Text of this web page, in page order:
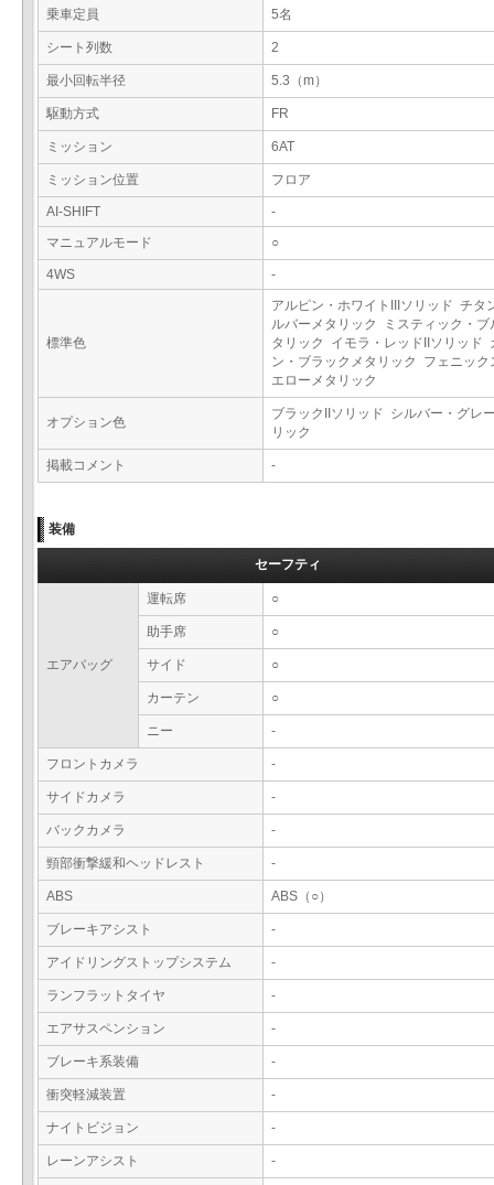
乗車定員 5名
シート列数 2
最小回転半径 5.3（m）
駆動方式 FR
ミッション 6AT
ミッション位置 フロア
AI-SHIFT
-
マニュアルモード
○
4WS -
標準色
アルピン・ホワイトIIIソリッド チタ
ルバーメタリック ミスティック・ブ
タリック イモラ・レッドIIソリッド
ン・ブラックメタリック フェニック
エローメタリック
オプション色
ブラックIIソリッド シルバー・グレ
リック
掲載コメント -
装備
セーフティ
エアバッグ
運転席 ○
助手席 ○
サイド ○
カーテン ○
ニー -
フロントカメラ -
サイドカメラ -
バックカメラ -
頸部衝撃緩和ヘッドレスト -
ABS ABS（○）
ブレーキアシスト -
アイドリングストップシステム -
ランフラットタイヤ -
エアサスペンション -
ブレーキ系装備 -
衝突軽減装置 -
ナイトビジョン -
レーンアシスト -